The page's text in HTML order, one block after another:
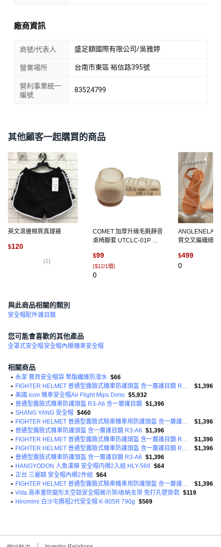
廠商資訊
商號/代表人 盛足額國際有限公司/吳雅婷
營業場所 台南市東區 裕信路395號
營利事業統一
編號
83524799
其他顧客一起購買的商品
英文滾邊棉質真理褲
$120
(1)
COMET 加厚升級毛氈靜音
桌椅腳套 UTCLC-01P 茶
$99
($12/1個)
0
ANGLENELA
質交叉編織細帶
$499
0
與此商品相關的類別
安全帽配件護目鏡
您可能會喜歡的其他產品
全罩式安全帽安全帽內襯機車安全帽
相關商品
• 永潔 寶貝安全帽袋 聚酯纖維防潑水 $66
•
$1,396
• 美國 icon 機車安全帽Air Flight Mips Dimo $5,932
• 普通型露臉式機車防護頭盔 R3-A6 含一層護目鏡 $1,396
• SHANG YANG 安全帽 $460
•
$1,396
• 普通型露臉式機車防護頭盔 含一層護目鏡 R3-A6 $1,396
•
$1,396
•
$1,396
• 普通型露臉式機車防護頭盔 含一層護目鏡 R3-A6 $1,396
• HANGYODON 人魚漢頓 安全帽内襯2入組 HLY-569 $64
• 正台 三麗鷗 安全帽內襯2件組
$64
•
$1,396
• Viita 高承重防變形太空鋁安全帽展示架/收納支架 免打孔壁掛款 $119
• Hiromimi 白沙屯媽祖2代安全帽 K-805R 790g $569